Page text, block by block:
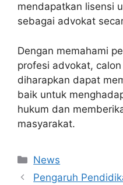
mendapatkan lisensi
sebagai advokat
Dengan memahami
profesi advokat,
diharapkan dapat
baik untuk
hukum dan
masyarakat.
Categories
News
Pengaruh